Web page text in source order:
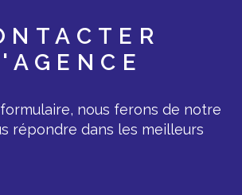
nous ferons de notre
répondre dans les meilleurs